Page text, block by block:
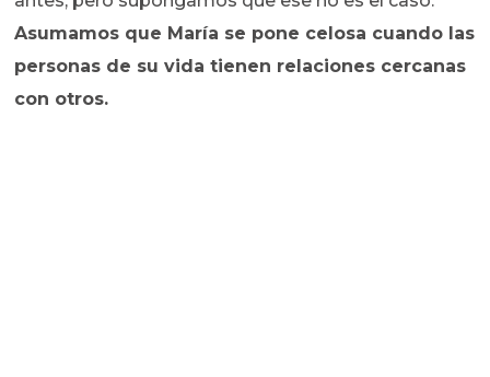
Asumamos que María se pone celosa cuando las
personas de su vida tienen relaciones cercanas
con otros.